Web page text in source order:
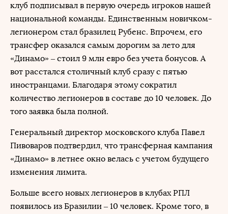
клуб подписывал в первую очередь игроков нашей
национальной команды. Единственным новичком-
легионером стал бразилец Рубенс. Впрочем, его
трансфер оказался самым дорогим за лето для
«Динамо» – стоил 9 млн евро без учета бонусов. А
вот расстался столичный клуб сразу с пятью
иностранцами. Благодаря этому сократил
количество легионеров в составе до 10 человек. До
того заявка была полной.
Генеральный директор московского клуба Павел
Пивоваров подтвердил, что трансферная кампания
«Динамо» в летнее окно велась с учетом будущего
изменения лимита.
Больше всего новых легионеров в клубах РПЛ
появилось из Бразилии – 10 человек. Кроме того, в